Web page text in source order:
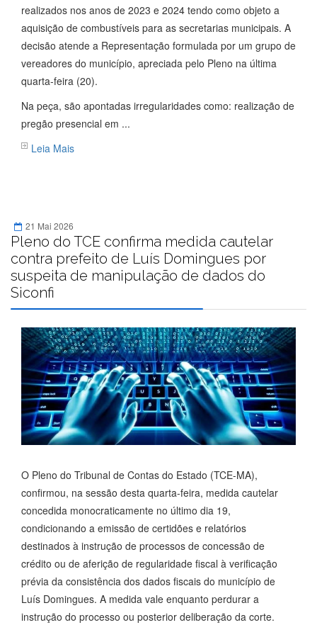
realizados nos anos de 2023 e 2024 tendo como objeto a
aquisição de combustíveis para as secretarias municipais. A
decisão atende a Representação formulada por um grupo de
vereadores do município, apreciada pelo Pleno na última
quarta-feira (20).
Na peça, são apontadas irregularidades como: realização de
pregão presencial em ...
Leia Mais
21 Mai 2026
Pleno do TCE confirma medida cautelar
contra prefeito de Luís Domingues por
suspeita de manipulação de dados do
Siconfi
O Pleno do Tribunal de Contas do Estado (TCE-MA),
confirmou, na sessão desta quarta-feira, medida cautelar
concedida monocraticamente no último dia 19,
condicionando a emissão de certidões e relatórios
destinados à instrução de processos de concessão de
crédito ou de aferição de regularidade fiscal à verificação
prévia da consistência dos dados fiscais do município de
Luís Domingues. A medida vale enquanto perdurar a
instrução do processo ou posterior deliberação da corte.